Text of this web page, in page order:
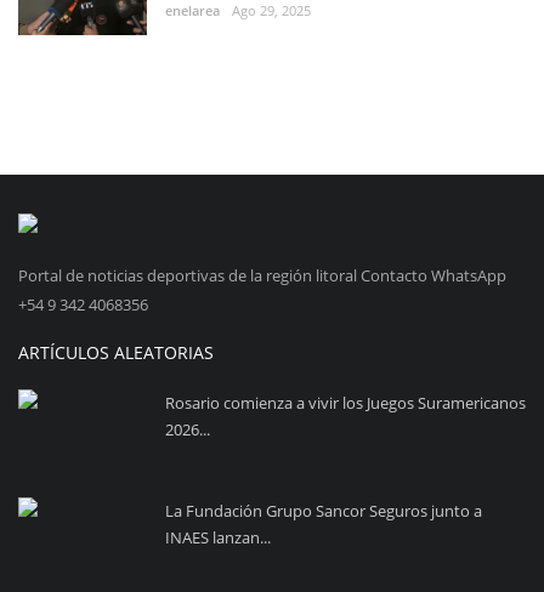
enelarea Ago 29, 2025
Portal de noticias deportivas de la región litoral Contacto WhatsApp
+54 9 342 4068356
ARTÍCULOS ALEATORIAS
Rosario comienza a vivir los Juegos Suramericanos
2026...
La Fundación Grupo Sancor Seguros junto a
INAES lanzan...